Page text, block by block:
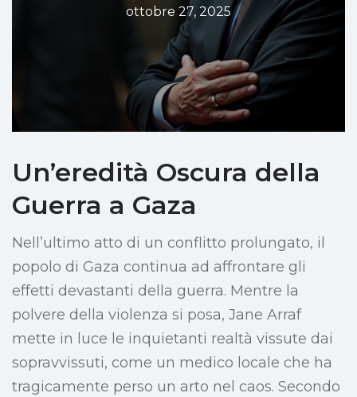
ottobre 27, 2025
Un’eredità Oscura della
Guerra a Gaza
Nell’ultimo atto di un conflitto prolungato, il
popolo di Gaza continua ad affrontare gli
effetti devastanti della guerra. Mentre la
polvere della violenza si posa, Jane Arraf
mette in luce le inquietanti realtà vissute dai
sopravvissuti, come un medico locale che ha
tragicamente perso un arto nel caos. Secondo